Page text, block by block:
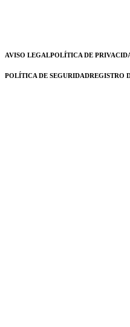
AVISO LEGALPOLÍTICA DE
POLÍTICA DE SEGURIDADREGISTRO